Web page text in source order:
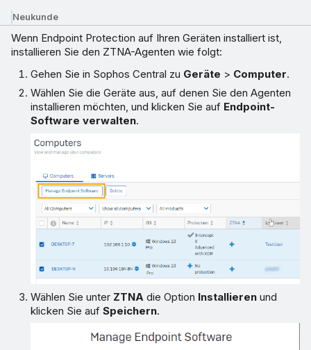
Neukunde
Wenn Endpoint Protection auf Ihren Geräten installiert ist,
installieren Sie den ZTNA-Agenten wie folgt:
Gehen Sie in Sophos Central zu Geräte > Computer.
Wählen Sie die Geräte aus, auf denen Sie den Agenten
installieren möchten, und klicken Sie auf Endpoint-
Software verwalten.
Wählen Sie unter ZTNA die Option Installieren und
klicken Sie aufSpeichern.